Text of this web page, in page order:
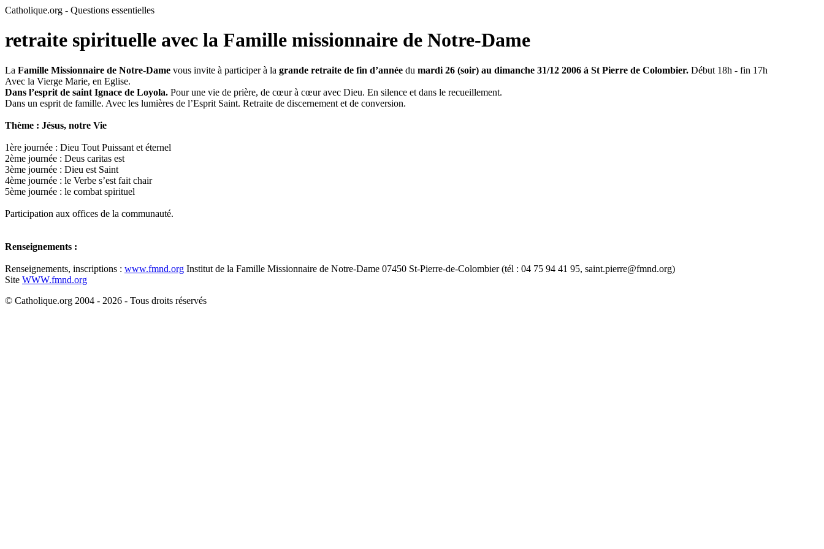
Catholique.org - Questions essentielles
retraite spirituelle avec la Famille missionnaire de Notre-Dame
La Famille Missionnaire de Notre-Dame vous invite à participer à la grande retraite de fin d’année du mardi 26 (soir) au dimanche 31/12 2006 à St Pierre de Colombier. Début 18h - fin 17h
Avec la Vierge Marie, en Eglise.
Dans l’esprit de saint Ignace de Loyola. Pour une vie de prière, de cœur à cœur avec Dieu. En silence et dans le recueillement.
Dans un esprit de famille. Avec les lumières de l’Esprit Saint. Retraite de discernement et de conversion.
Thème : Jésus, notre Vie
1ère journée : Dieu Tout Puissant et éternel
2ème journée : Deus caritas est
3ème journée : Dieu est Saint
4ème journée : le Verbe s’est fait chair
5ème journée : le combat spirituel
Participation aux offices de la communauté.
Renseignements :
Renseignements, inscriptions : www.fmnd.org Institut de la Famille Missionnaire de Notre-Dame 07450 St-Pierre-de-Colombier (tél : 04 75 94 41 95, saint.pierre@fmnd.org)
Site WWW.fmnd.org
© Catholique.org 2004 - 2026 - Tous droits réservés